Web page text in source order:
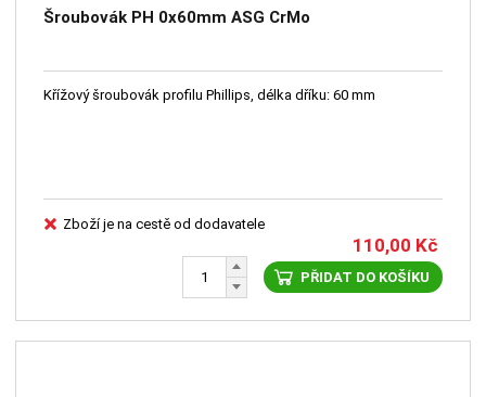
Šroubovák PH 0x60mm ASG CrMo
Křížový šroubovák profilu Phillips, délka dříku: 60 mm
Zboží je na cestě od dodavatele
110,00 Kč
PŘIDAT DO KOŠÍKU